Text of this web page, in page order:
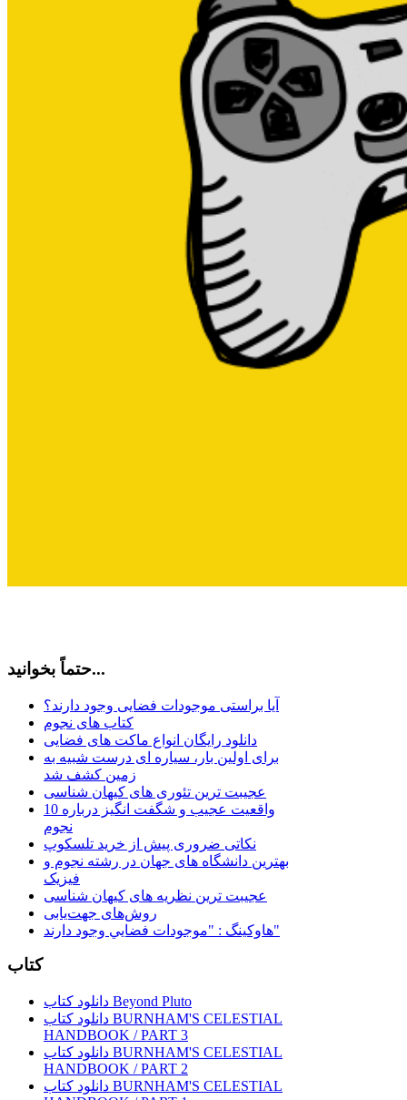
حتماً بخوانید...
آیا براستی موجودات فضایی وجود دارند؟
کتاب های نجوم
دانلود رایگان انواع ماکت های فضایی
برای اولین بار، سیاره ای درست شبیه به
زمین کشف شد
عجیبت ترین تئوری های کیهان شناسی
10 واقعیت عجیب و شگفت انگیز درباره
نجوم
نکاتی ضروری پیش از خرید تلسکوپ
بهترین دانشگاه های جهان در رشته نجوم و
فیزیک
عجیبت ترین نظریه های کیهان شناسی
روش‌های جهت‌یابی
هاوكينگ : "موجودات فضايي وجود دارند"
کتاب
دانلود کتاب Beyond Pluto
دانلود کتاب BURNHAM'S CELESTIAL
HANDBOOK / PART 3
دانلود کتاب BURNHAM'S CELESTIAL
HANDBOOK / PART 2
دانلود کتاب BURNHAM'S CELESTIAL